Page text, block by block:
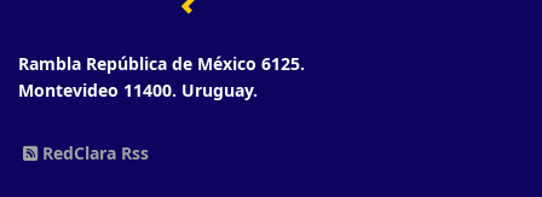
Rambla República de México 6125.
Montevideo 11400. Uruguay.
RedClara Rss